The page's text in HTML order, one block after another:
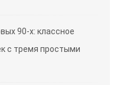
90-х: классное
с тремя простыми